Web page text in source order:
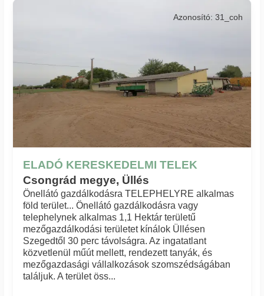
ELADÓ KERESKEDELMI TELEK
Csongrád megye, Üllés
Azonosító: 31_coh
Önellátó gazdálkodásra TELEPHELYRE alkalmas
föld terület... Önellátó gazdálkodásra vagy
telephelynek alkalmas 1,1 Hektár területű
mezőgazdálkodási területet kínálok Üllésen
Szegedtől 30 perc távolságra. Az ingatatlant
közvetlenül műút mellett, rendezett tanyák, és
mezőgazdasági vállalkozások szomszédságában
találjuk. A terület öss...